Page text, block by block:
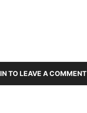
TO LEAVE A COMMENT